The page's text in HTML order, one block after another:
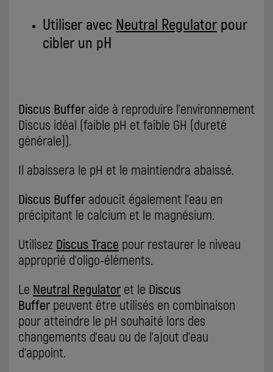
Utiliser avec Neutral Regulator pour
cibler un pH
Discus Buffer aide à reproduire l'environnement
Discus idéal (faible pH et faible GH (dureté
générale)).
Il abaissera le pH et le maintiendra abaissé.
Discus Buffer adoucit également l'eau en
précipitant le calcium et le magnésium.
Utilisez Discus Trace pour restaurer le niveau
approprié d'oligo-éléments.
Le Neutral Regulator et le Discus
Buffer peuvent être utilisés en combinaison
pour atteindre le pH souhaité lors des
changements d'eau ou de l'ajout d'eau
d'appoint.